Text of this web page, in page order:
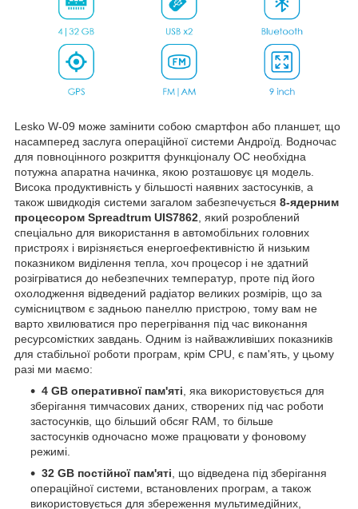
Lesko W-09 може замінити собою смартфон або планшет, що
насамперед заслуга операційної системи Андроїд. Водночас
для повноцінного розкриття функціоналу ОС необхідна
потужна апаратна начинка, якою розташовує ця модель.
Висока продуктивність у більшості наявних застосунків, а
також швидкодія системи загалом забезпечується 8-ядерним
процесором Spreadtrum UIS7862 , який розроблений
спеціально для використання в автомобільних головних
пристроях і вирізняється енергоефективністю й низьким
показником виділення тепла, хоч процесор і не здатний
розігріватися до небезпечних температур, проте під його
охолодження відведений радіатор великих розмірів, що за
сумісництвом є задньою панеллю пристрою, тому вам не
варто хвилюватися про перегрівання під час виконання
ресурсомістких завдань. Одним із найважливіших показників
для стабільної роботи програм, крім CPU, є пам'ять, у цьому
разі ми маємо:
4 GB оперативної пам'яті , яка використовується для
зберігання тимчасових даних, створених під час роботи
застосунків, що більший обсяг RAM, то більше
застосунків одночасно може працювати у фоновому
режимі.
32 GB постійної пам'яті , що відведена під зберігання
операційної системи, встановлених програм, а також
використовується для збереження мультимедійних,